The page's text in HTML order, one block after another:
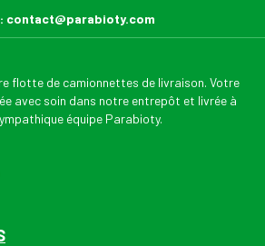
contact@parabioty.com
flotte de camionnettes de livraison. Votre
avec soin dans notre entrepôt et livrée à
équipe Parabioty.